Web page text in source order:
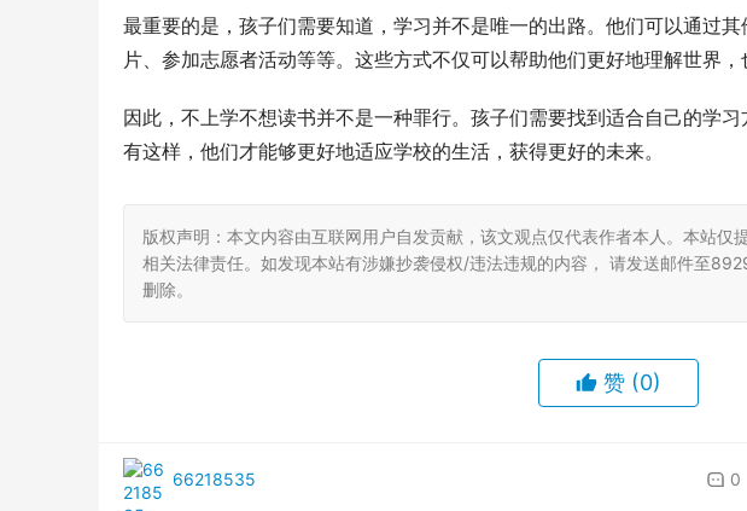
最重要的是，孩子们需要知道，学习并不是唯一的出路。他们可以通过
片、参加志愿者活动等等。这些方式不仅可以帮助他们更好地理解世界，
因此，不上学不想读书并不是一种罪行。孩子们需要找到适合自己的学
有这样，他们才能够更好地适应学校的生活，获得更好的未来。
版权声明：本文内容由互联网用户自发贡献，该文观点仅代表作者本人。本站仅
相关法律责任。如发现本站有涉嫌抄袭侵权/违法违规的内容， 请发送邮件至
删除。
赞 (0)
66218535 0